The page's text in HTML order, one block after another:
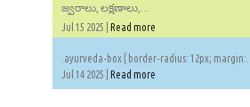
జ్వరాలు, లక్షణాలు,...
Jul 15 2025 | Read more
.ayurveda-box { border-radius: 12px; margin:...
Jul 14 2025 | Read more